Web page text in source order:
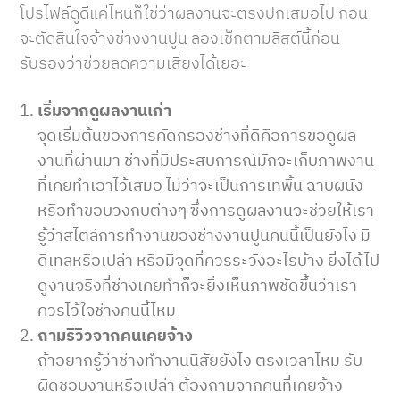
โปรไฟล์ดูดีแค่ไหนก็ใช่ว่าผลงานจะตรงปกเสมอไป ก่อน
จะตัดสินใจจ้างช่างงานปูน ลองเช็กตามลิสต์นี้ก่อน
รับรองว่าช่วยลดความเสี่ยงได้เยอะ
เริ่มจากดูผลงานเก่า
จุดเริ่มต้นของการคัดกรองช่างที่ดีคือการขอดูผล
งานที่ผ่านมา ช่างที่มีประสบการณ์มักจะเก็บภาพงาน
ที่เคยทำเอาไว้เสมอ ไม่ว่าจะเป็นการเทพื้น ฉาบผนัง
หรือทำขอบวงกบต่างๆ ซึ่งการดูผลงานจะช่วยให้เรา
รู้ว่าสไตล์การทำงานของช่างงานปูนคนนี้เป็นยังไง มี
ดีเทลหรือเปล่า หรือมีจุดที่ควรระวังอะไรบ้าง ยิ่งได้ไป
ดูงานจริงที่ช่างเคยทำก็จะยิ่งเห็นภาพชัดขึ้นว่าเรา
ควรไว้ใจช่างคนนี้ไหม
ถามรีวิวจากคนเคยจ้าง
ถ้าอยากรู้ว่าช่างทำงานนิสัยยังไง ตรงเวลาไหม รับ
ผิดชอบงานหรือเปล่า ต้องถามจากคนที่เคยจ้าง